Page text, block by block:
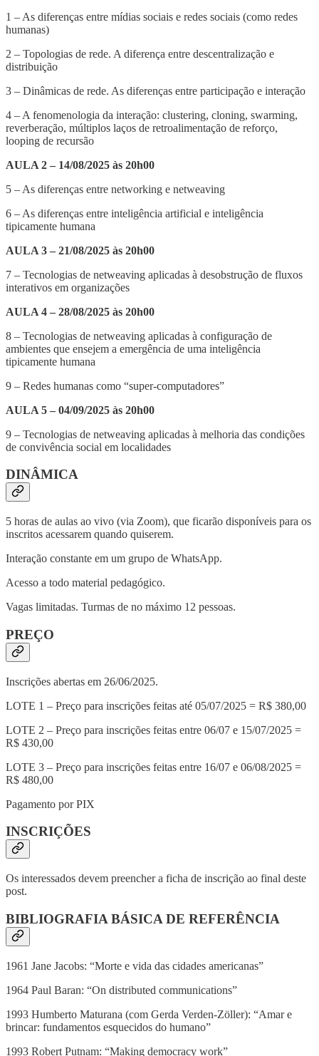
1 – As diferenças entre mídias sociais e redes sociais (como redes
humanas)
2 – Topologias de rede. A diferença entre descentralização e
distribuição
3 – Dinâmicas de rede. As diferenças entre participação e interação
4 – A fenomenologia da interação: clustering, cloning, swarming,
reverberação, múltiplos laços de retroalimentação de reforço,
looping de recursão
AULA 2 – 14/08/2025 às 20h00
5 – As diferenças entre networking e netweaving
6 – As diferenças entre inteligência artificial e inteligência
tipicamente humana
AULA 3 – 21/08/2025 às 20h00
7 – Tecnologias de netweaving aplicadas à desobstrução de fluxos
interativos em organizações
AULA 4 – 28/08/2025 às 20h00
8 – Tecnologias de netweaving aplicadas à configuração de
ambientes que ensejem a emergência de uma inteligência
tipicamente humana
9 – Redes humanas como “super-computadores”
AULA 5 – 04/09/2025 às 20h00
9 – Tecnologias de netweaving aplicadas à melhoria das condições
de convivência social em localidades
DINÂMICA
5 horas de aulas ao vivo (via Zoom), que ficarão disponíveis para os
inscritos acessarem quando quiserem.
Interação constante em um grupo de WhatsApp.
Acesso a todo material pedagógico.
Vagas limitadas. Turmas de no máximo 12 pessoas.
PREÇO
Inscrições abertas em 26/06/2025.
LOTE 1 – Preço para inscrições feitas até 05/07/2025 = R$ 380,00
LOTE 2 – Preço para inscrições feitas entre 06/07 e 15/07/2025 =
R$ 430,00
LOTE 3 – Preço para inscrições feitas entre 16/07 e 06/08/2025 =
R$ 480,00
Pagamento por PIX
INSCRIÇÕES
Os interessados devem preencher a ficha de inscrição ao final deste
post.
BIBLIOGRAFIA BÁSICA DE REFERÊNCIA
1961 Jane Jacobs: “Morte e vida das cidades americanas”
1964 Paul Baran: “On distributed communications”
1993 Humberto Maturana (com Gerda Verden-Zöller): “Amar e
brincar: fundamentos esquecidos do humano”
1993 Robert Putnam: “Making democracy work”